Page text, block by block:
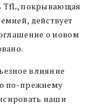
TfL, покрывающая
действует
о новом
влияние
по-прежнему
наши